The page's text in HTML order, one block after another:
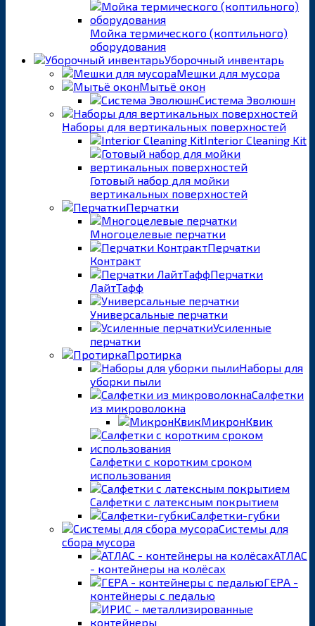
Мойка термического (коптильного)
оборудования
Уборочный инвентарь
Мешки для мусора
Мытьё окон
Система Эволюшн
Наборы для вертикальных поверхностей
Interior Cleaning Kit
Готовый набор для мойки
вертикальных поверхностей
Перчатки
Многоцелевые перчатки
Перчатки
Контракт
Перчатки
ЛайтТафф
Универсальные перчатки
Усиленные
перчатки
Протирка
Наборы для
уборки пыли
Салфетки
из микроволокна
МикронКвик
Салфетки с коротким сроком
использования
Салфетки с латексным покрытием
Салфетки-губки
Системы для
сбора мусора
АТЛАС
- контейнеры на колёсах
ГЕРА -
контейнеры с педалью